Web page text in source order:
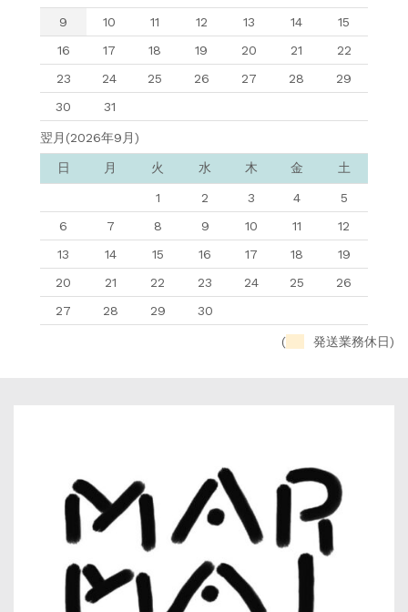
9
10 11 12 13 14
15
16
17 18 19 20 21
22
23
24 25 26 27 28
29
30
31
翌月(2026年9月)
日 月 火 水 木 金 土
1 2 3 4
5
6
7 8 9 10 11
12
13
14 15 16 17 18
19
20
21 22 23 24 25
26
27
28 29 30
( 発送業務休日)